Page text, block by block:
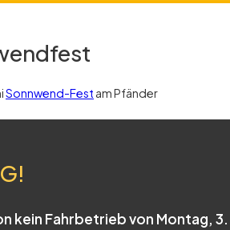
Sonnwend-Fest am Pfänder
kein Fahrbetrieb von Montag,